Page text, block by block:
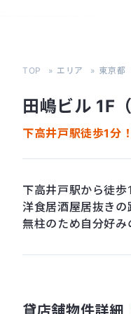
TOP エリア 東京都
田嶋ビル 1F
下高井戸駅徒歩1分
下高井戸駅から徒歩
洋食居酒屋居抜き
無柱のため自分好
貸店舗物件詳細